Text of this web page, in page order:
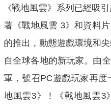
《戰地風雲》系列已經吸
著《戰地風雲 3》和資料
的推出， 動態遊戲環境和
自全球各地的新玩家。 由
軍，號召PC遊戲玩家再度
地風雲3》！《戰地風雲3